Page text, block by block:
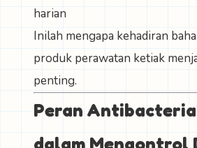
harian
Inilah mengapa kehadiran
produk perawatan ketiak
penting.
Peran
dalam Mengontrol